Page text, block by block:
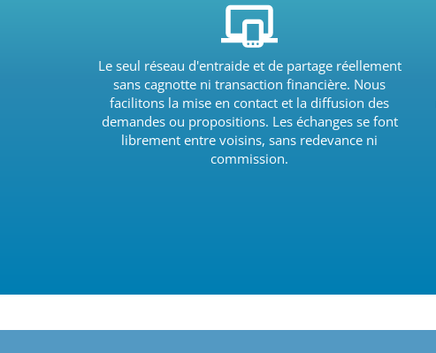
Le seul réseau d'entraide et de partage réellement
sans cagnotte ni transaction financière. Nous
facilitons la mise en contact et la diffusion des
demandes ou propositions. Les échanges se font
librement entre voisins, sans redevance ni
commission.